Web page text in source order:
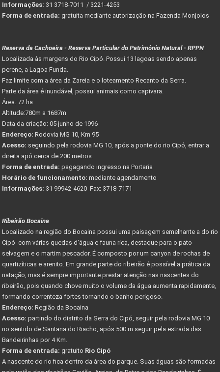
Informações: 31 3718-7011 / 3221-4253
Forma de entrada: gratuíta mediante autorização na Fazenda Monjolos
Reserva da Cachoeira - Reserva Particular do Patrimônio Natural - RPPN
Localizada às margens do Rio Cipó. Possui 13 lagoas sendo apenas
perene, a Lagoa Funda.
Faz limite com a área da Zareia e o loteamento Recanto da Serra.
Parte da área é inundável, possui animais como capivara.
Área: 72 ha
Altitude:780m a 1687m
Data da criação: 05 junho de 1996
Endereço: Rodovia MG 10, Km 95
Acesso: seguindo pela rodovia MG 10, após a ponte do rio Cipó, entrar a
direita apó cerca de 200 metros.
Forma de entrada: pagagando ingresso na Portaria
Horário de funcionamento: mediante agendamento
Informações: 31 99942-4620 Fax: 3718-7171
Ribeirão Bocaina
Localizado na região do Bocaina possui uma paisagem semelhante a do rio
Cipó com várias quedas d'água e fauna rica, destaque para o pato
selvagem e o martim pescador. É composto por um canyon de rochas de
quartizíticas e arenito. Em grande parte do ribeirão é possível a prática da
natação, mas é sempre importante prestar atenção nas nascentes do
ribeirão, pois quando chove muito o volume da água aumenta rapidamente,
formando correnteza fortes tornando o banho perigoso.
Endereço: Região da Bocaina
Acesso: partindo do distrito da Serra do Cipó, seguir pela rodovia MG 10
no sentido de Santana do Riacho, após 500 m seguir pela estrada das
Bandeirinhas por 4 Km.
Forma de entrada: gratuito Rio Cipó
A nascente do rio fica dentro da área do parque. Suas águas são formadas